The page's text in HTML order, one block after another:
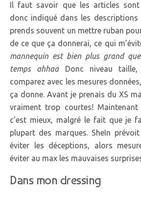
Il faut savoir que les articles
donc indiqué dans les
prends souvent un mettre ruban
de ce que ça donnerai, ce qui
mannequin est bien plus grand
temps ahhaaDonc niveau taille,
comparez avec les mesures
ça donne. Avant je prenais du XS
vraiment trop courtes!
c’est mieux, malgré le fait que je
plupart des marques. SheIn
éviter les déceptions, alors
éviter au max les mauvaises
Dans mon dressing